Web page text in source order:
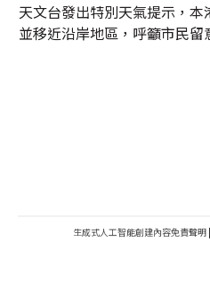
天文台發出特別天氣提示，
並移近沿岸地區，呼籲市民留
生成式人工智能創建內容免責聲明 |